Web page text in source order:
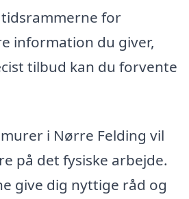
for
information du giver,
tilbud kan du forvente
i Nørre Felding vil
på det fysiske arbejde.
give dig nyttige råd og